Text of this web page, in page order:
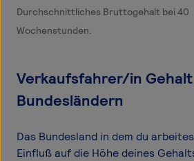
Durchschnittliches Bruttogehalt bei 40
Wochenstunden.
Verkaufsfahrer/in
Bundesländern
Das Bundesland in dem du
Einfluß auf die Höhe deines